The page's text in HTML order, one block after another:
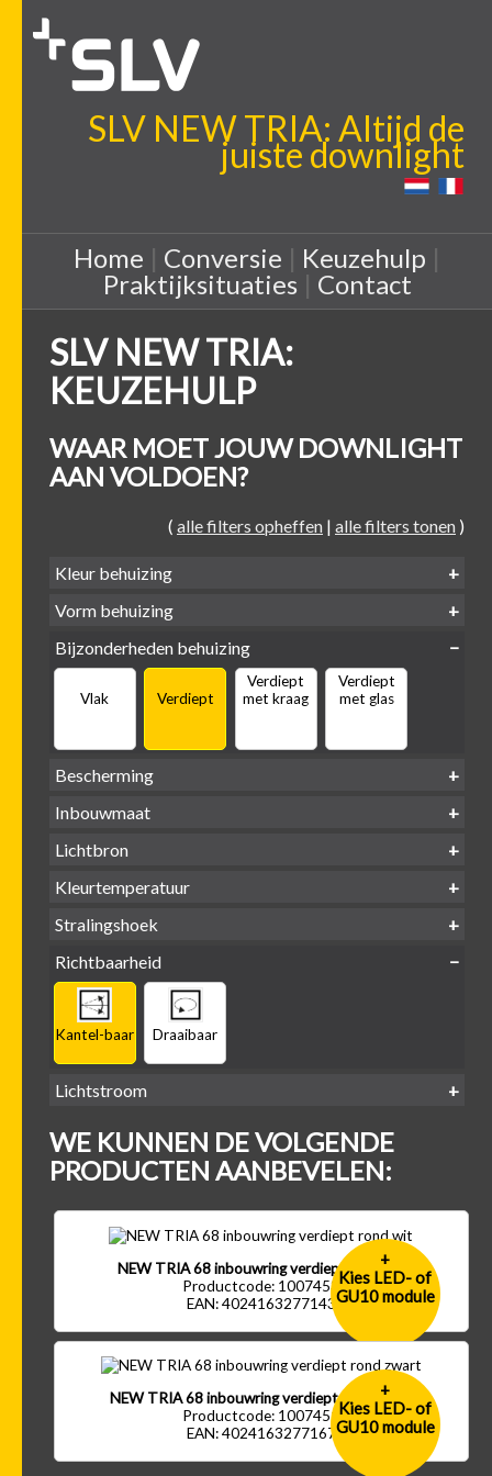
SLV NEW TRIA: Altijd de
juiste downlight
Home | Conversie | Keuzehulp |
Praktijksituaties| Contact
SLV NEW TRIA:
KEUZEHULP
WAAR MOET JOUW DOWNLIGHT
AAN VOLDOEN?
( alle filters opheffen | alle filters tonen )
Kleur behuizing
Zwart Wit
Vorm behuizing
Bijzonderheden behuizing
Vlak Verdiept
Verdiept
met kraag
Verdiept
met glas
Bescherming
IP65 water-
Inbouwmaat
Ø
Lichtbron
GU10
Kleurtemperatuur
2700K
Stralingshoek
Richtbaarheid
Kantel-baar Draaibaar
Lichtstroom
500 lm
-
600 lm
-
700 lm
-
800 lm
WE KUNNEN DE VOLGENDE
PRODUCTEN AANBEVELEN:
NEW TRIA 68 inbouwring verdiept rond wit
Productcode: 1007453
EAN: 4024163277143
+
Kies LED- of
GU10 module
NEW TRIA 68 inbouwring verdiept rond zwart
Productcode: 1007451
EAN: 4024163277167
+
Kies LED- of
GU10 module